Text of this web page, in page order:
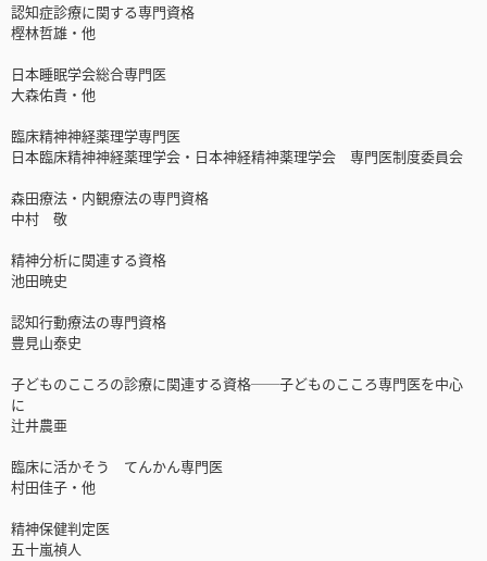
認知症診療に関する専門資格
樫林哲雄・他
日本睡眠学会総合専門医
大森佑貴・他
臨床精神神経薬理学専門医
日本臨床精神神経薬理学会・日本神経精神薬理学会 専門医制度委員会
森田療法・内観療法の専門資格
中村 敬
精神分析に関連する資格
池田暁史
認知行動療法の専門資格
豊見山泰史
子どものこころの診療に関連する資格──子どものこころ専門医を中心
に
辻井農亜
臨床に活かそう てんかん専門医
村田佳子・他
精神保健判定医
五十嵐禎人